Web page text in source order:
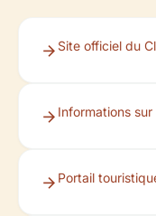
Site officiel du
Informations
Portail